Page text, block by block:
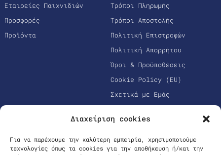
Διαχείριση cookies
Για να παρέχουμε την καλύτερη εμπειρία, χρησιμοποιούμε
τεχνολογίες όπως τα cookies για την αποθήκευση ή/και την
Εταιρείες Παιχνιδιών
Προσφορές
Προϊόντα
Τρόποι Πληρωμής
Τρόποι Αποστολής
Πολιτική Επιστροφών
Πολιτική Απορρήτου
Όροι & Προϋποθέσεις
Cookie Policy (EU)
Σχετικά με Εμάς